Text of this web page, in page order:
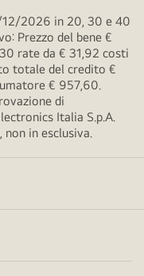
2026 in 20, 30 e 40
Prezzo del bene €
rate da € 31,92 costi
totale del credito €
€ 957,60.
di
Italia S.p.A.
in esclusiva.